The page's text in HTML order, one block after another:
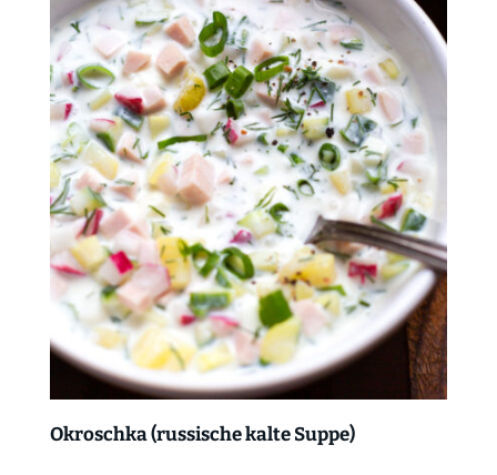
Okroschka (russische kalte Suppe)